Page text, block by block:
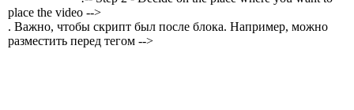
place the video -->
. Важно, чтобы скрипт был после блока. Например, можно
разместить перед тегом -->